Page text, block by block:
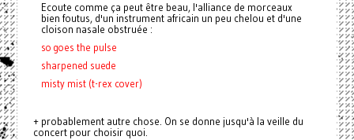
Ecoute comme ça peut être beau, l'alliance de morceaux
bien foutus, d'un instrument africain un peu chelou et d'une
cloison nasale obstruée :
so goes the pulse
sharpened suede
misty mist (t-rex cover)
+ probablement autre chose. On se donne jusqu'à la veille du
concert pour choisir quoi.